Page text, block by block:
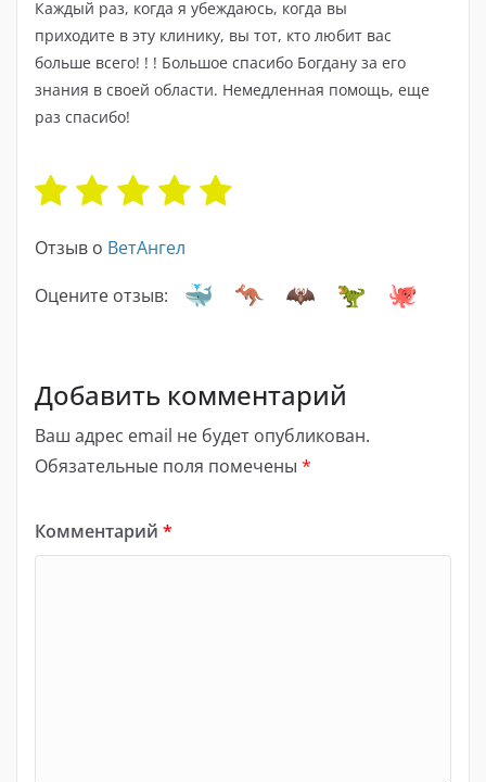
Каждый раз, когда я убеждаюсь, когда вы
приходите в эту клинику, вы тот, кто любит вас
больше всего! ! ! Большое спасибо Богдану за его
знания в своей области. Немедленная помощь, еще
раз спасибо!
Отзыв о ВетАнгел
Оцените отзыв:
Добавить комментарий
Ваш адрес email не будет опубликован.
Обязательные поля помечены *
Комментарий *